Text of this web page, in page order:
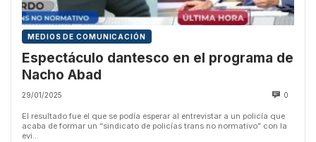
MEDIOS DE COMUNICACIÓN
Espectáculo dantesco en el programa de
Nacho Abad
29/01/2025 0
El resultado fue el que se podía esperar al entrevistar a un policía que
acaba de formar un “sindicato de policías trans no normativo” con la
evi...